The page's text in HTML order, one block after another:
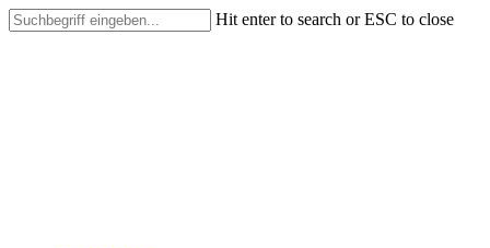
Skip
to
Hit enter to search or ESC to close